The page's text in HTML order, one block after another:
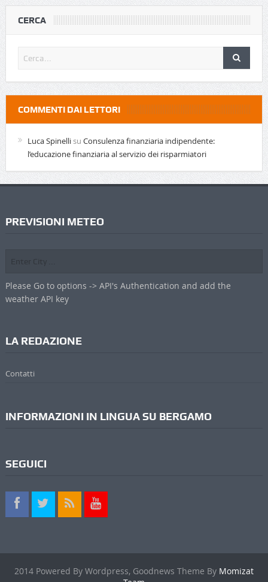
CERCA
COMMENTI DAI LETTORI
Luca Spinellisu Consulenza finanziaria indipendente:
l’educazione finanziaria al servizio dei risparmiatori
PREVISIONI METEO
Please Go to options -> API's Authentication and add the
weather API key
LA REDAZIONE
Contatti
INFORMAZIONI IN LINGUA SU BERGAMO
SEGUICI
2014 Powered By Wordpress, Goodnews Theme By Momizat